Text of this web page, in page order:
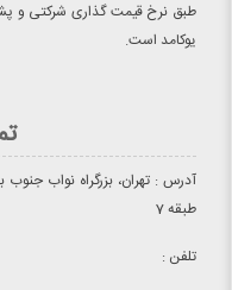
یوکامد است.
آدرس : تهران، بزرگراه نواب جنوب
طبقه 7
تلفن :